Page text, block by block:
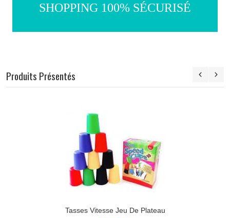
SHOPPING 100% SÉCURISÉ
Produits Présentés
Tasses Vitesse Jeu De Plateau